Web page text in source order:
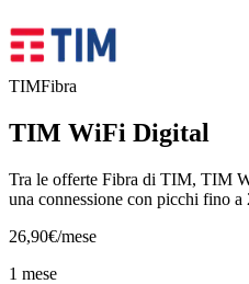
TIMFibra
TIM WiFi Digital
Tra le offerte Fibra di TIM, TIM
una connessione con picchi fino a
26,90€/mese
1 mese